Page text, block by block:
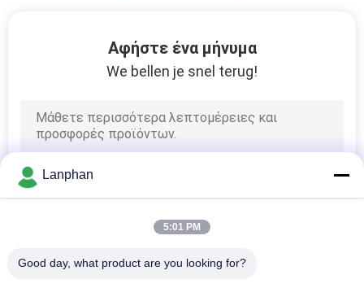
Αφήστε ένα μήνυμα
We bellen je snel terug!
Lanphan
5:01 PM
Good day, what product are you looking for?